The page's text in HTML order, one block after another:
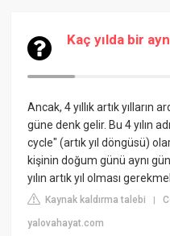
Kaç yılda bir
Ancak, 4 yıllık artık yılların
güne denk gelir. Bu 4 yılın
cycle" (artık yıl döngüsü)
kişinin doğum günü aynı
yılın artık yıl olması
Kaynak kaldırma talebi |
yalovahayat.com